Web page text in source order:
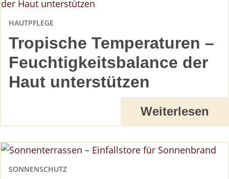
Tropische Temperaturen –
Feuchtigkeitsbalance der
Haut unterstützen
HAUTPFLEGE
Weiterlesen
SONNENSCHUTZ